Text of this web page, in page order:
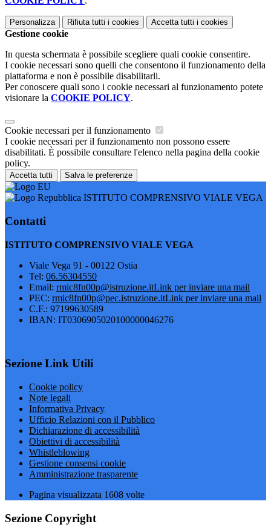
Personalizza Rifiuta tutti i cookies Accetta tutti i cookies
Gestione cookie
In questa schermata è possibile scegliere quali cookie consentire.
I cookie necessari sono quelli che consentono il funzionamento della
piattaforma e non è possibile disabilitarli.
Per conoscere quali sono i cookie necessari al funzionamento potete
visionare la COOKIE POLICY.
Cookie necessari per il funzionamento
I cookie necessari per il funzionamento non possono essere
disabilitati. È possibile consultare l'elenco nella pagina della cookie
policy.
Accetta tutti Salva le preferenze
ISTITUTO COMPRENSIVO VIALE VEGA
Contatti
ISTITUTO COMPRENSIVO VIALE VEGA
Viale Vega 91 - 00122 Ostia
Tel: 06.56304550
Email: rmic8fn00p@istruzione.itLink per inviare una mail
PEC: rmic8fn00p@pec.istruzione.itLink per inviare una mail
C.F.: 97199630589
IBAN: IT0306905020100000046276
Sezione Link Utili
Cookie policy
Note legali
Informativa Privacy
Ufficio Relazioni con il Pubblico
Dichiarazione di accessibilità
Obiettivi di accessibilità
Whistleblowing
Gestione consensi cookie
Amministrazione trasparente
Pagina visualizzata 1608 volte
Sezione Copyright